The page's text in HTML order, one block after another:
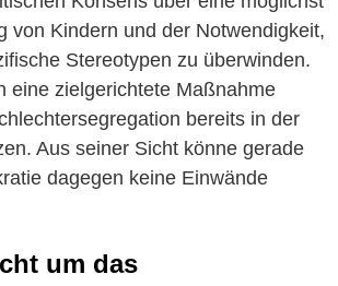
von Kindern und der Notwendigkeit,
Stereotypen zu überwinden.
eine zielgerichtete Maßnahme
bereits in der
Aus seiner Sicht könne gerade
dagegen keine Einwände
um das